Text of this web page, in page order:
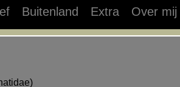
Buitenland Extra Over mij